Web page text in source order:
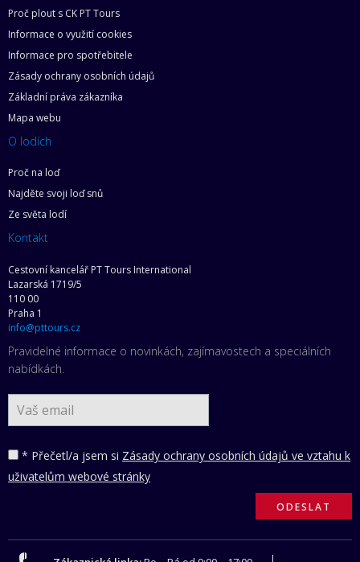
Proč plout s CK PT Tours
Informace o využití cookies
Informace pro spotřebitele
Zásady ochrany osobních údajů
Základní práva zákazníka
Mapa webu
O lodích
Proč na loď
Najděte svoji loď snů
Ze světa lodí
Kontakt
Cestovní kancelář PT Tours International
Lazarská 1719/5
110 00
Praha 1
info@pttours.cz
Pravidelné informace o novinkách, zajímavostech a speciálních
nabídkách.
* Přečetl/a jsem si Zásady ochrany osobních údajů ve vztahu k
uživatelům webové stránky